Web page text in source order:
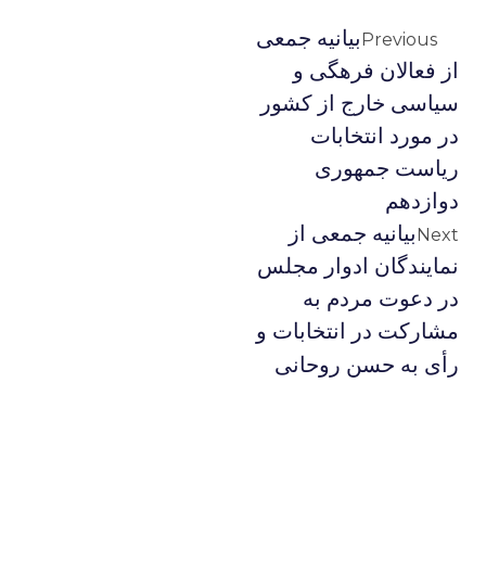
Previousبیانیه جمعی
از فعالان فرهگی و
سیاسی خارج از کشور
در مورد انتخابات
ریاست جمهوری
دوازدهم
Nextبیانیه جمعی از
نمایندگان ادوار مجلس
در دعوت مردم به
مشارکت در انتخابات و
رأی به حسن روحانی